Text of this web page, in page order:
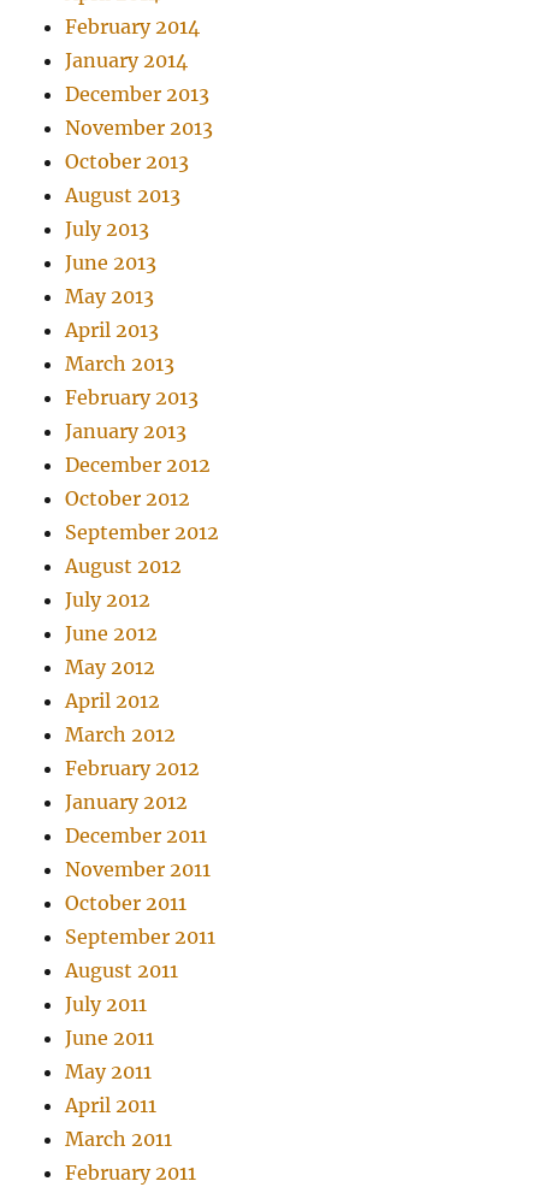
February 2014
January 2014
December 2013
November 2013
October 2013
August 2013
July 2013
June 2013
May 2013
April 2013
March 2013
February 2013
January 2013
December 2012
October 2012
September 2012
August 2012
July 2012
June 2012
May 2012
April 2012
March 2012
February 2012
January 2012
December 2011
November 2011
October 2011
September 2011
August 2011
July 2011
June 2011
May 2011
April 2011
March 2011
February 2011